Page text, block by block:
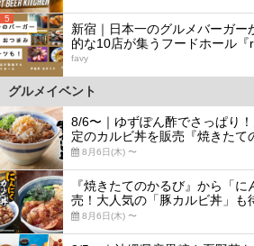
5
新宿｜日本一のグルメバーガー
的な10店が集うフードホール『
favy
グルメイベント
8/6〜｜ゆずぽん酢でさっぱり
定のカルビ丼を販売『焼きたて
8月6日(木) 〜
『焼きたてのかるび』から「
売！大人気の「豚カルビ丼」も
8月6日(木) 〜